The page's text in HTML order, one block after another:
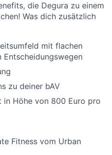
die Degura zu einem
Was dich zusätzlich
mit flachen
Entscheidungswegen
zu deiner bAV
in Höhe von 800 Euro pro
Fitness vom Urban